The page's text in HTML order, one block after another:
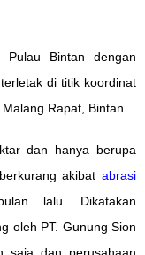
Bintan dengan
terletak di titik koordinat
Rapat, Bintan.
dan hanya berupa
akibat abrasi
lalu. Dikatakan
oleh PT. Gunung Sion